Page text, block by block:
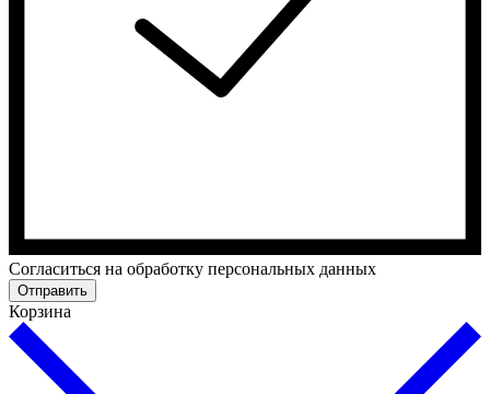
Cогласиться на обработку персональных данных
Отправить
Корзина